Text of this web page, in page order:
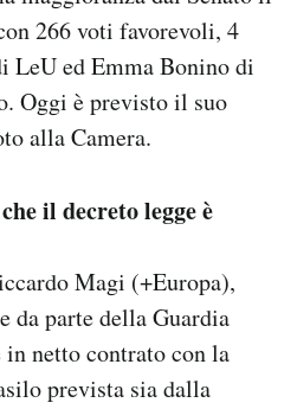
266 voti favorevoli, 4
LeU ed Emma Bonino di
Oggi è previsto il suo
alla Camera.
il decreto legge è
Magi (+Europa),
da parte della Guardia
netto contrato con la
prevista sia dalla